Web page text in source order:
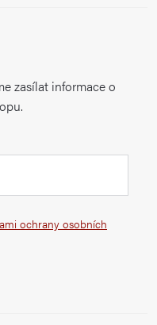
zasílat informace o
ochrany osobních